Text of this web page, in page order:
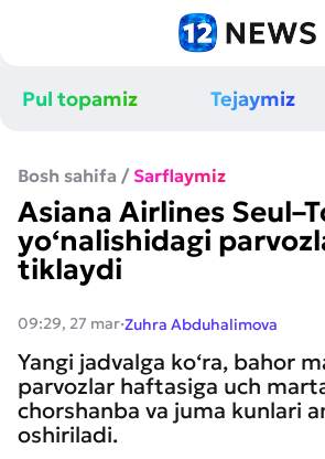
Pul topamiz Tejaymiz
Bosh sahifa / Sarflaymiz
Asiana Airlines
yo‘nalishidagi
tiklaydi
09:29, 27 mar·Zuhra Abduhalimova
Yangi jadvalga ko‘ra, bahor
parvozlar haftasiga uch
chorshanba va juma kunlari
oshiriladi.